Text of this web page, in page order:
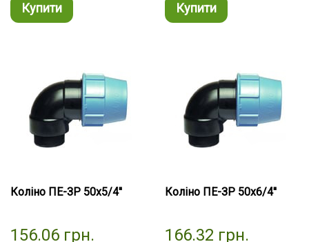
Купити Купити
Коліно ПЕ-ЗР 50х5/4''
156.06 грн.
Коліно ПЕ-ЗР 50х6/4''
166.32 грн.